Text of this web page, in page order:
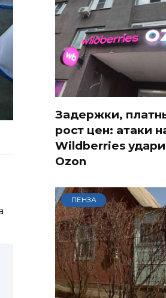
Задержки,
рост цен: атаки
Wildberries
Ozon
ПЕНЗА